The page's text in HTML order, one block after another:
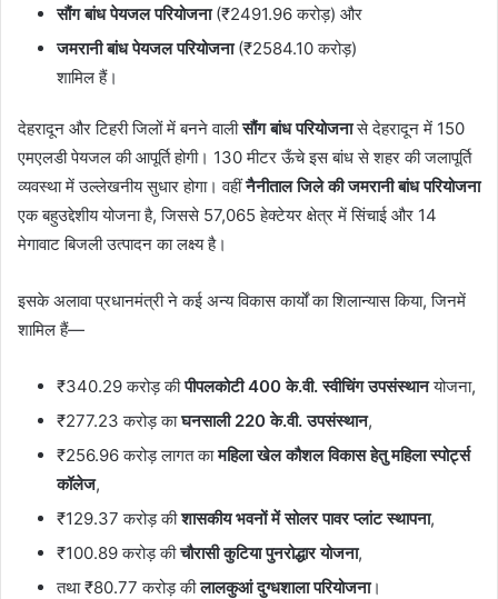
सौंग बांध पेयजल परियोजना(₹2491.96 करोड़) और
जमरानी बांध पेयजल परियोजना(₹2584.10 करोड़)
शामिल हैं।
देहरादून और टिहरी जिलों में बनने वालीसौंग बांध परियोजनासे देहरादून में 150
एमएलडी पेयजल की आपूर्ति होगी। 130 मीटर ऊँचे इस बांध से शहर की जलापूर्ति
व्यवस्था में उल्लेखनीय सुधार होगा। वहींनैनीताल जिले की जमरानी बांध परियोजना
एक बहुउद्देशीय योजना है, जिससे 57,065 हेक्टेयर क्षेत्र में सिंचाई और 14
मेगावाट बिजली उत्पादन का लक्ष्य है।
इसके अलावा प्रधानमंत्री ने कई अन्य विकास कार्यों का शिलान्यास किया, जिनमें
शामिल हैं—
₹340.29 करोड़ कीपीपलकोटी 400 के.वी. स्वीचिंग उपसंस्थानयोजना,
₹277.23 करोड़ काघनसाली 220 के.वी. उपसंस्थान,
₹256.96 करोड़ लागत कामहिला खेल कौशल विकास हेतु महिला स्पोर्ट्स
कॉलेज,
₹129.37 करोड़ कीशासकीय भवनों में सोलर पावर प्लांट स्थापना,
₹100.89 करोड़ कीचौरासी कुटिया पुनरोद्धार योजना,
तथा ₹80.77 करोड़ कीलालकुआं दुग्धशाला परियोजना।